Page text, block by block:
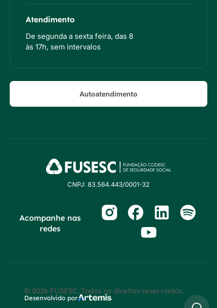
Atendimento
De segunda a sexta feira, das 8
às 17h, sem intervalos
Autoatendimento
CNPJ: 83.564.443/0001-32
Acompanhe nas
redes
© 2026 FUSESC. Todos os direitos reservados.
Desenvolvido por